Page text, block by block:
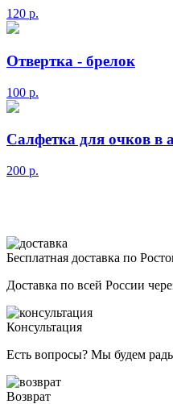
120 р.
Отвертка - брелок
100 р.
Салфетка для очков в
200 р.
Бесплатная доставка по
Доставка по всей России
Консультация
Есть вопросы? Мы будем
Возврат